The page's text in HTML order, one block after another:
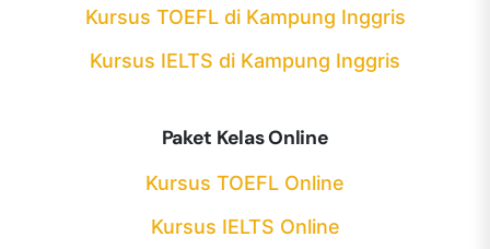
Kursus TOEFL di Kampung Inggris
Kursus IELTS di Kampung Inggris
Paket Kelas Online
Kursus TOEFL Online
Kursus IELTS Online